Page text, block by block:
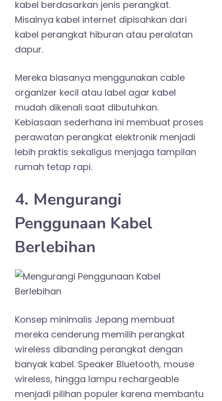
kabel berdasarkan jenis perangkat.
Misalnya kabel internet dipisahkan dari
kabel perangkat hiburan atau peralatan
dapur.
Mereka biasanya menggunakan cable
organizer kecil atau label agar kabel
mudah dikenali saat dibutuhkan.
Kebiasaan sederhana ini membuat proses
perawatan perangkat elektronik menjadi
lebih praktis sekaligus menjaga tampilan
rumah tetap rapi.
4. Mengurangi
Penggunaan Kabel
Berlebihan
Konsep minimalis Jepang membuat
mereka cenderung memilih perangkat
wireless dibanding perangkat dengan
banyak kabel. Speaker Bluetooth, mouse
wireless, hingga lampu rechargeable
menjadi pilihan populer karena membantu